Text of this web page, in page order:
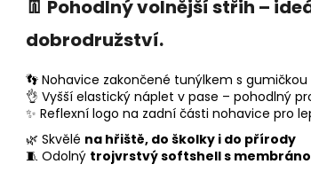
👖 Pohodlný volnější střih –
dobrodružství.
👣 Nohavice zakončené tunýlkem s
👌 Vyšší elastický náplet v pase – pohodlný
✨ Reflexní logo na zadní části nohavice pro
🌿 Skvělé na hřiště, do školky i do přírody
🧵 Odolný trojvrstvý softshell s
Doporučujeme